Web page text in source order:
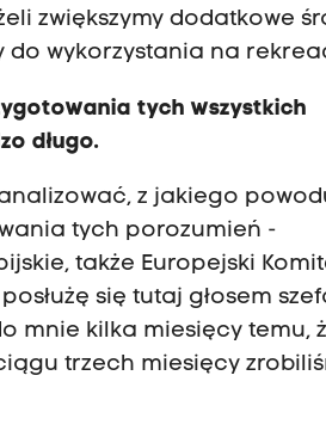
zwiększymy dodatkowe
do wykorzystania na
tych wszystkich
długo.
z jakiego
tych porozumień -
także Europejski
się tutaj głosem
mnie kilka miesięcy temu,
trzech miesięcy